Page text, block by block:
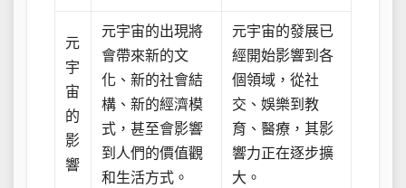
元
宇
宙
的
影
響
元宇宙的出現將
會帶來新的文
化、新的社會結
構、新的經濟模
式，甚至會影響
到人們的價值觀
和生活方式。
元宇宙的發展已
經開始影響到各
個領域，從社
交、娛樂到教
育、醫療，其影
響力正在逐步擴
大。